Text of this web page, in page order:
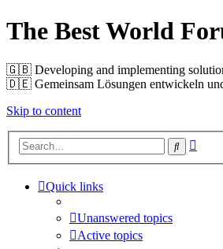
The Best World
🇬🇧️ Developing and implementing
🇩🇪️ Gemeinsam Lösungen entwickeln
Skip to content
Search
Quick links
Unanswered topics
Active topics